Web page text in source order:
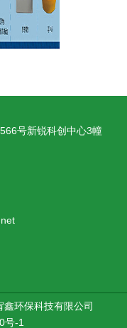
号新锐科创中心3幢
环保科技有限公司
号-1